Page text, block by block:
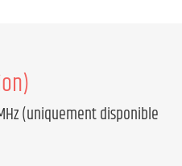
(uniquement disponible